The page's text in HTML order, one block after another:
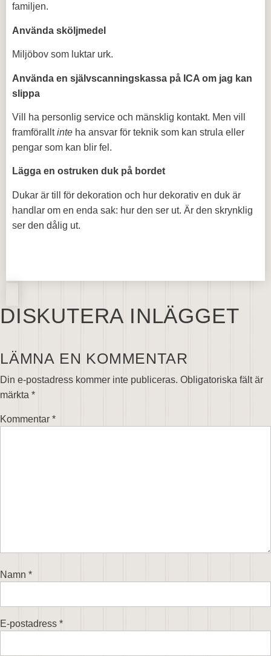
familjen.
Använda sköljmedel
Miljöbov som luktar urk.
Använda en självscanningskassa på ICA om jag kan
slippa
Vill ha personlig service och mänsklig kontakt. Men vill
framföralltinte ha ansvar för teknik som kan strula eller
pengar som kan blir fel.
Lägga en ostruken duk på bordet
Dukar är till för dekoration och hur dekorativ en duk är
handlar om en enda sak: hur den ser ut. Är den skrynklig
ser den dålig ut.
DISKUTERA INLÄGGET
LÄMNA EN KOMMENTAR
Din e-postadress kommer inte publiceras. Obligatoriska fält är
märkta *
Kommentar *
Namn *
E-postadress *